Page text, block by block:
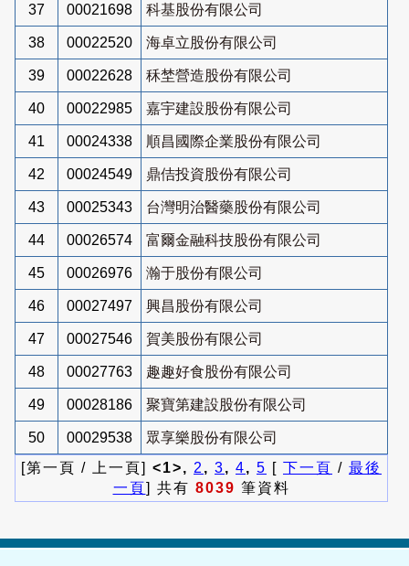
37 00021698 科基股份有限公司
38 00022520 海卓立股份有限公司
39 00022628 秝埜營造股份有限公司
40 00022985 嘉宇建設股份有限公司
41 00024338 順昌國際企業股份有限公司
42 00024549 鼎佶投資股份有限公司
43 00025343 台灣明治醫藥股份有限公司
44 00026574 富爾金融科技股份有限公司
45 00026976 瀚于股份有限公司
46 00027497 興昌股份有限公司
47 00027546 賀美股份有限公司
48 00027763 趣趣好食股份有限公司
49 00028186 聚寶第建設股份有限公司
50 00029538
眾享樂股份有限公司
[第一頁 / 上一頁] <1>, 2 , 3, 4, 5 [ 下一頁 / 最後
一頁] 共有 8039 筆資料